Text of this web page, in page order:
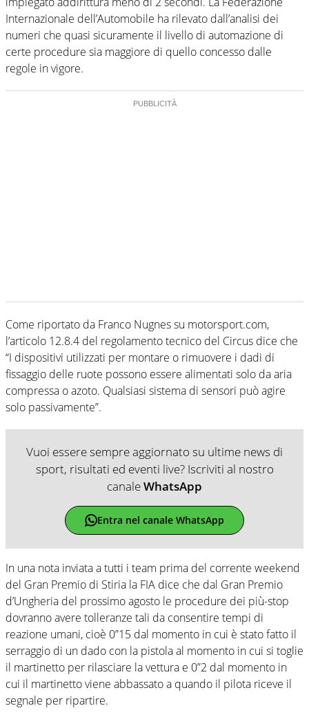
Internazionale dell’Automobile ha rilevato dall’analisi dei
numeri che quasi sicuramente il livello di automazione di
certe procedure sia maggiore di quello concesso dalle
regole in vigore.
Come riportato da Franco Nugnes su motorsport.com,
l’articolo 12.8.4 del regolamento tecnico del Circus dice che
“I dispositivi utilizzati per montare o rimuovere i dadi di
fissaggio delle ruote possono essere alimentati solo da aria
compressa o azoto. Qualsiasi sistema di sensori può agire
solo passivamente”.
Vuoi essere sempre aggiornato su ultime news di
sport, risultati ed eventi live? Iscriviti al nostro
canaleWhatsApp
Entra nel canale WhatsApp
In una nota inviata a tutti i team prima del corrente weekend
del Gran Premio di Stiria la FIA dice che dal Gran Premio
d’Ungheria del prossimo agosto le procedure dei più-stop
dovranno avere tolleranze tali da consentire tempi di
reazione umani, cioè 0”15 dal momento in cui è stato fatto il
serraggio di un dado con la pistola al momento in cui si toglie
il martinetto per rilasciare la vettura e 0”2 dal momento in
cui il martinetto viene abbassato a quando il pilota riceve il
segnale per ripartire.